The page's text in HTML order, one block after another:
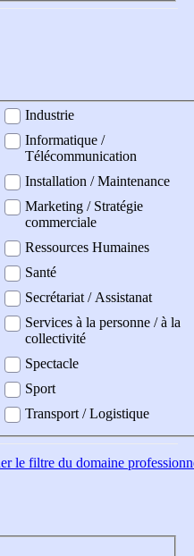
Industrie
Informatique /
Télécommunication
Installation / Maintenance
Marketing / Stratégie
commerciale
Ressources Humaines
Santé
Secrétariat / Assistanat
Services à la personne / à la
collectivité
Spectacle
Sport
Transport / Logistique
le filtre du domaine